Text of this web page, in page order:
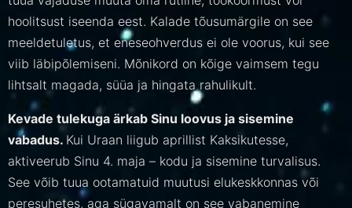
hoolitsust iseenda eest. Kalade tõusumärgile on see
meeldetuletus, et eneseohverdus ei ole voorus, kui see
viib läbipõlemiseni. Mõnikord on kõige vaimsem tegu
lihtsalt magada, süüa ja hingata rahulikult.
Kevade tulekuga ärkab Sinu loovus ja sisemine
vabadus. Kui Uraan liigub aprillist Kaksikutesse,
aktiveerub Sinu 4. maja – kodu ja sisemine turvalisus.
See võib tuua ootamatuid muutusi elukeskkonnas või
peresuhetes, aga sügavamalt on see vabanemine